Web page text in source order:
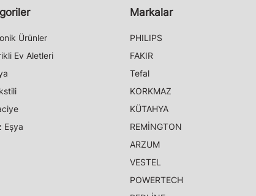
Ürünler
Ev Aletleri
Eşya
Markalar
PHILIPS
FAKIR
Tefal
KORKMAZ
KÜTAHYA
REMİNGTON
ARZUM
VESTEL
POWERTECH